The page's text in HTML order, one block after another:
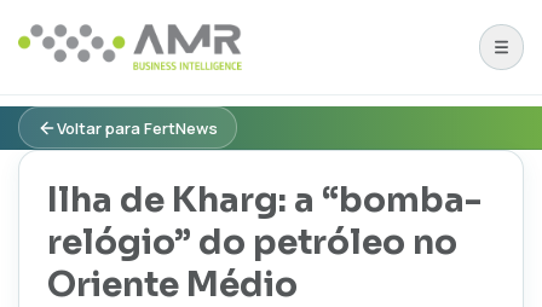
Voltar para FertNews
Ilha de Kharg: a “bomba-
relógio” do petróleo no
Oriente Médio